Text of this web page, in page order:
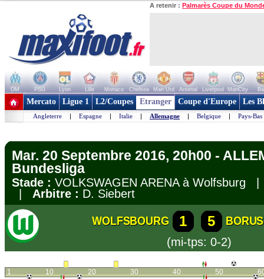
A retenir : Palmarès Coupe du
OM PSG Lyon Lille Monaco Chelsea Man Utd Arsenal Liverpool ManCity
+ de clubs
Mercato Ligue 1 L2/Coupes Etranger Coupe d'Europe Les
Angleterre | Espagne | Italie | Allemagne | Belgique | Pays-Bas
Mar. 20 Septembre 2016, 20h00 -
Bundesliga
Stade : VOLKSWAGEN ARENA à
Arbitre : D. Siebert
WOLFSBOURG 1 5
(mi-tps: 0-2)
1 10 20 30 40 50